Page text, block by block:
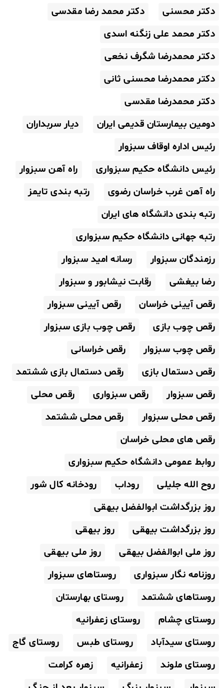
دکتر محسنی
دکتر محمد رضا مقدسی
دکتر محمد علی زنگنه اسدی
دکتر محمدرضا شگرف نخعی
دکتر محمدرضا محسنی ثانی
دکتر محمدرضا مقدسی
دومین بیمارستان قدیمی ایران
دیار سربداران
رئیس اداره اوقاف سبزوار
رئیس دانشگاه حکیم سبزواری
راه آهن سبزوار
راه آهن غرب خراسان رضوی
رتبه بندی تایمز
رتبه بندی دانشگاه های ایران
رتبه جهانی دانشگاه حکیم سبزواری
رزمندگان سبزوار
رسانه امید سبزوار
رضا بیغشی
رقابت نیشابور و سبزوار
رقص آیینی خراسان
رقص آیینی سبزوار
رقص چوب بازی
رقص چوب بازی سبزوار
رقص چوب سبزوار
رقص خراسانی
رقص دستمال بازی
رقص دستمال بازی ششتمد
رقص سبزوار
رقص سبزواری
رقص محلی
رقص محلی سبزوار
رقص محلی ششتمد
رقص های محلی خراسان
روابط عمومی دانشگاه حکیم سبزواری
روح الله جلیلی
روداب
رودخانه کال شور
روز بزرگداشت ابوالفضل بیهقی
روز بزرگداشت بیهقی
روز بیهقی
روز ملی ابوالفضل بیهقی
روز ملی بیهقی
روزنامه نگار سبزواری
روستاهای سبزوار
روستاهای ششتمد
روستای بهارستان
روستای چشام
روستای زعفرانیه
روستای سیدآباد
روستای طبس
روستای گاج
روستای ملوند
زعفرانیه
زهره کرامت